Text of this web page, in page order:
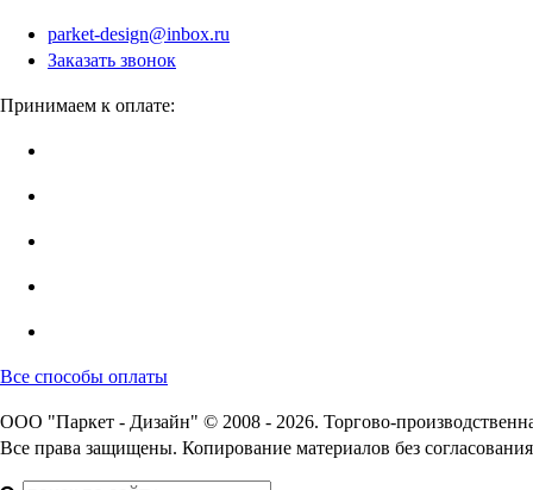
parket-design@inbox.ru
Заказать звонок
Принимаем к оплате:
Все способы оплаты
ООО "Паркет - Дизайн" © 2008 - 2026. Торгово-
Все права защищены. Копирование материалов без